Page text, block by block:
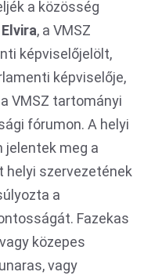
a közösség
, a VMSZ
képviselőjelölt,
képviselője,
a VMSZ tartományi
fórumon. A helyi
jelentek meg a
helyi szervezetének
a
Fazekas
közepes
vagy